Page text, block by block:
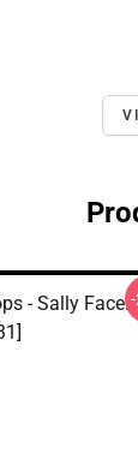
- Sally Face.